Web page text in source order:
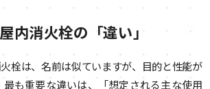
内消火栓の「違い」
栓は、名前は似ていますが、目的と性能が
も重要な違いは、「想定される主な使用